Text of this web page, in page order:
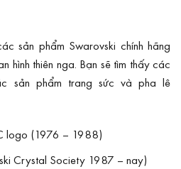
sản phẩm Swarovski chính hãng
hình thiên nga. Bạn sẽ tìm thấy các
sản phẩm trang sức và pha lê
logo (1976 – 1988)
Crystal Society 1987 – nay)